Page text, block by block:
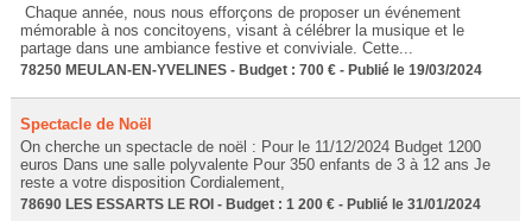
Chaque année, nous nous efforçons de proposer un événement
mémorable à nos concitoyens, visant à célébrer la musique et le
partage dans une ambiance festive et conviviale. Cette...
78250 MEULAN-EN-YVELINES - Budget : 700 € - Publié le 19/03/2024
Spectacle de Noël
On cherche un spectacle de noël : Pour le 11/12/2024 Budget 1200
euros Dans une salle polyvalente Pour 350 enfants de 3 à 12 ans Je
reste a votre disposition Cordialement,
78690 LES ESSARTS LE ROI - Budget : 1 200 € - Publié le 31/01/2024